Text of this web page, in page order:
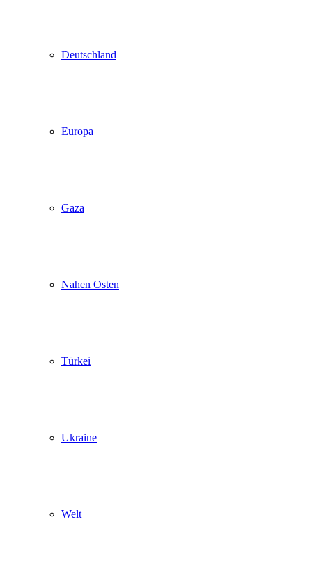
Deutschland
Europa
Gaza
Nahen Osten
Türkei
Ukraine
Welt